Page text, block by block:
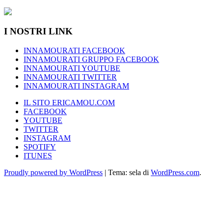
I NOSTRI LINK
INNAMOURATI FACEBOOK
INNAMOURATI GRUPPO FACEBOOK
INNAMOURATI YOUTUBE
INNAMOURATI TWITTER
INNAMOURATI INSTAGRAM
IL SITO ERICAMOU.COM
FACEBOOK
YOUTUBE
TWITTER
INSTAGRAM
SPOTIFY
ITUNES
Proudly powered by WordPress | Tema: sela di WordPress.com.